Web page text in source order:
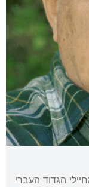
הגדוד העברי